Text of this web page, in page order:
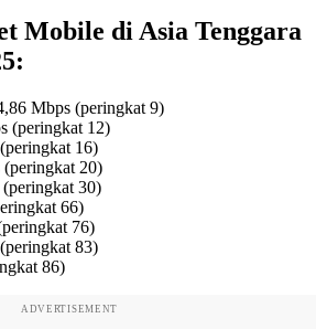
Mobile di Asia Tenggara
Mbps (peringkat 9)
(peringkat 12)
16)
20)
30)
66)
76)
83)
86)
ADVERTISEMENT